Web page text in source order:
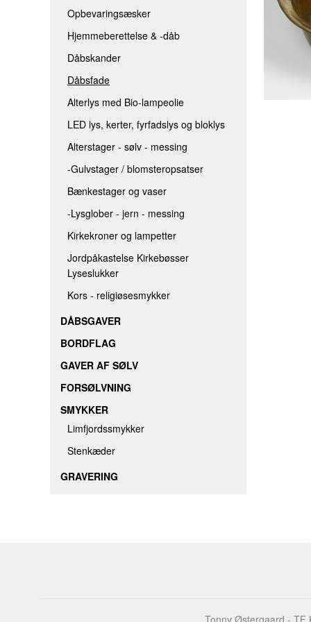
LED LYS, KERTER, FYRFADSLYS
ALTERSTAGER - SØLV - MESSING
-LYSGLOBER - JERN - MESSING
KIRKEKRONER OG LAMPETTER
JORDPÅKASTELSE
KORS - RELIGIØSESMYKKER
Opbevaringsæsker
Hjemmeberettelse & -dåb
Dåbskander
Dåbsfade
Alterlys med Bio-lampeolie
LED lys, kerter, fyrfadslys og bloklys
Alterstager - sølv - messing
-Gulvstager / blomsteropsatser
Bænkestager og vaser
-Lysglober - jern - messing
Kirkekroner og lampetter
Jordpåkastelse Kirkebøsser
Lyseslukker
Kors - religiøsesmykker
DÅBSGAVER
BORDFLAG
GAVER AF SØLV
FORSØLVNING
SMYKKER
Limfjordssmykker
Stenkæder
GRAVERING
Tonny Østergaard - TF